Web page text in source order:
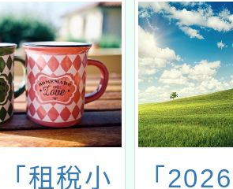
租稅小
「